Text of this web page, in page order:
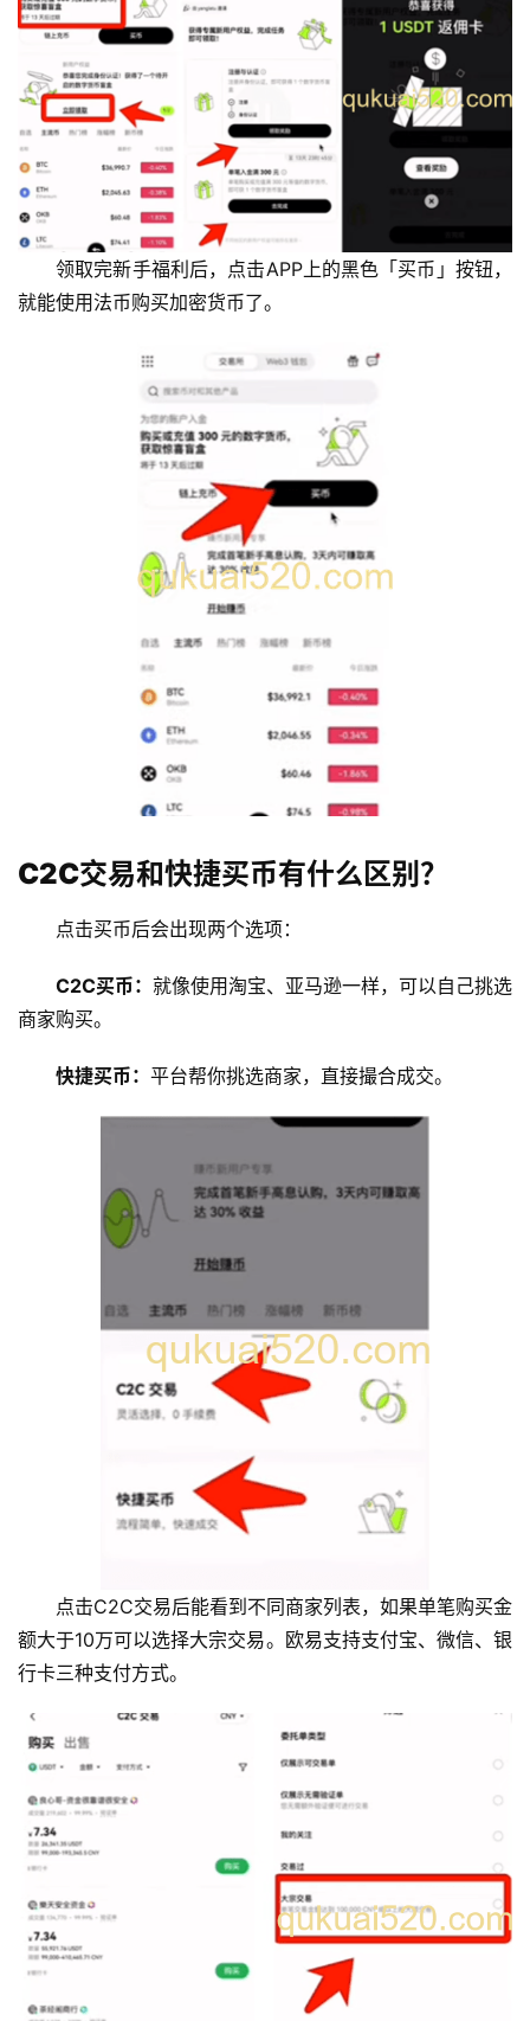
币
圈
新
领取完新手福利后，点击APP上的黑色「买币」按钮，
就能使用法币购买加密货币了。
C2C交易和快捷买币有什么区别？
点击买币后会出现两个选项：
C2C买币： 就像使用淘宝、亚马逊一样，可以自己挑选
商家购买。
快捷买币： 平台帮你挑选商家，直接撮合成交。
点击C2C交易后能看到不同商家列表，如果单笔购买金
额大于10万可以选择大宗交易。欧易支持支付宝、微信、银
行卡三种支付方式。